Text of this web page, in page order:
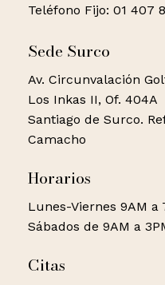
Teléfono Fijo: 01 407
Sede Surco
Av. Circunvalación
Los Inkas II, Of. 404A
Santiago de Surco.
Camacho
Horarios
Lunes-Viernes 9AM a
Sábados de 9AM a
Citas